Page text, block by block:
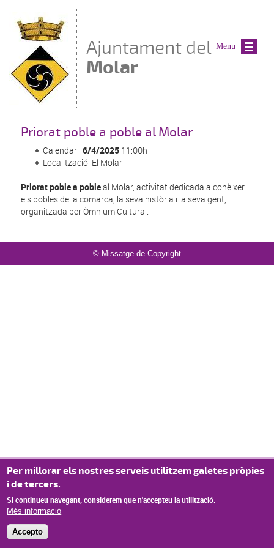
Ajuntament del
Molar
Priorat poble a poble al Molar
Calendari:6/4/2025 11:00h
Localització: El Molar
Priorat poble a pobleal Molar, activitat dedicada a conèixer
els pobles de la comarca, la seva història i la seva gent,
organitzada per Òmnium Cultural.
© Missatge de Copyright
Menu
Per millorar els nostres serveis utilitzem galetes pròpies
i de tercers.
Si continueu navegant, considerem que n'accepteu la utilització.
Més informació
Accepto